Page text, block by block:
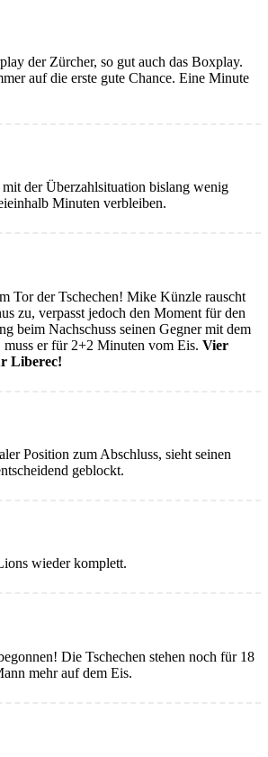
der Zürcher, so gut auch das Boxplay.
auf die erste gute Chance. Eine Minute
der Überzahlsituation bislang wenig
Minuten verbleiben.
Tor der Tschechen! Mike Künzle rauscht
zu, verpasst jedoch den Moment für den
beim Nachschuss seinen Gegner mit dem
er für 2+2 Minuten vom Eis. Vier
Liberec!
Position zum Abschluss, sieht seinen
geblockt.
wieder komplett.
Die Tschechen stehen noch für 18
mehr auf dem Eis.